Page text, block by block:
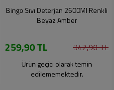
Bingo Sıvı Deterjan 2600Ml Renkli
Beyaz Amber
259,90 TL 342,90 TL
Ürün geçici olarak temin
edilememektedir.